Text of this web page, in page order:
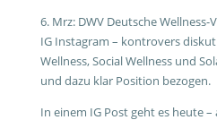
6. Mrz: DWV Deutsche
IG Instagram – kontrovers
Wellness, Social Wellness und
und dazu klar Position bezogen.
In einem IG Post geht es heute